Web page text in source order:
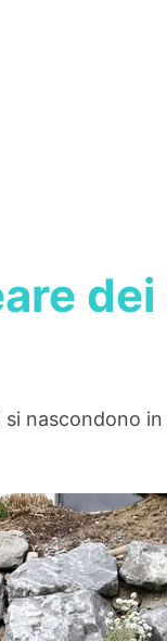
si nascondono